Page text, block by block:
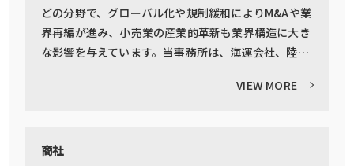
どの分野で、グローバル化や規制緩和によりM&Aや業
界再編が進み、小売業の産業的革新も業界構造に大き
な影響を与えています。当事務所は、海運会社、陸…
VIEW MORE
商社